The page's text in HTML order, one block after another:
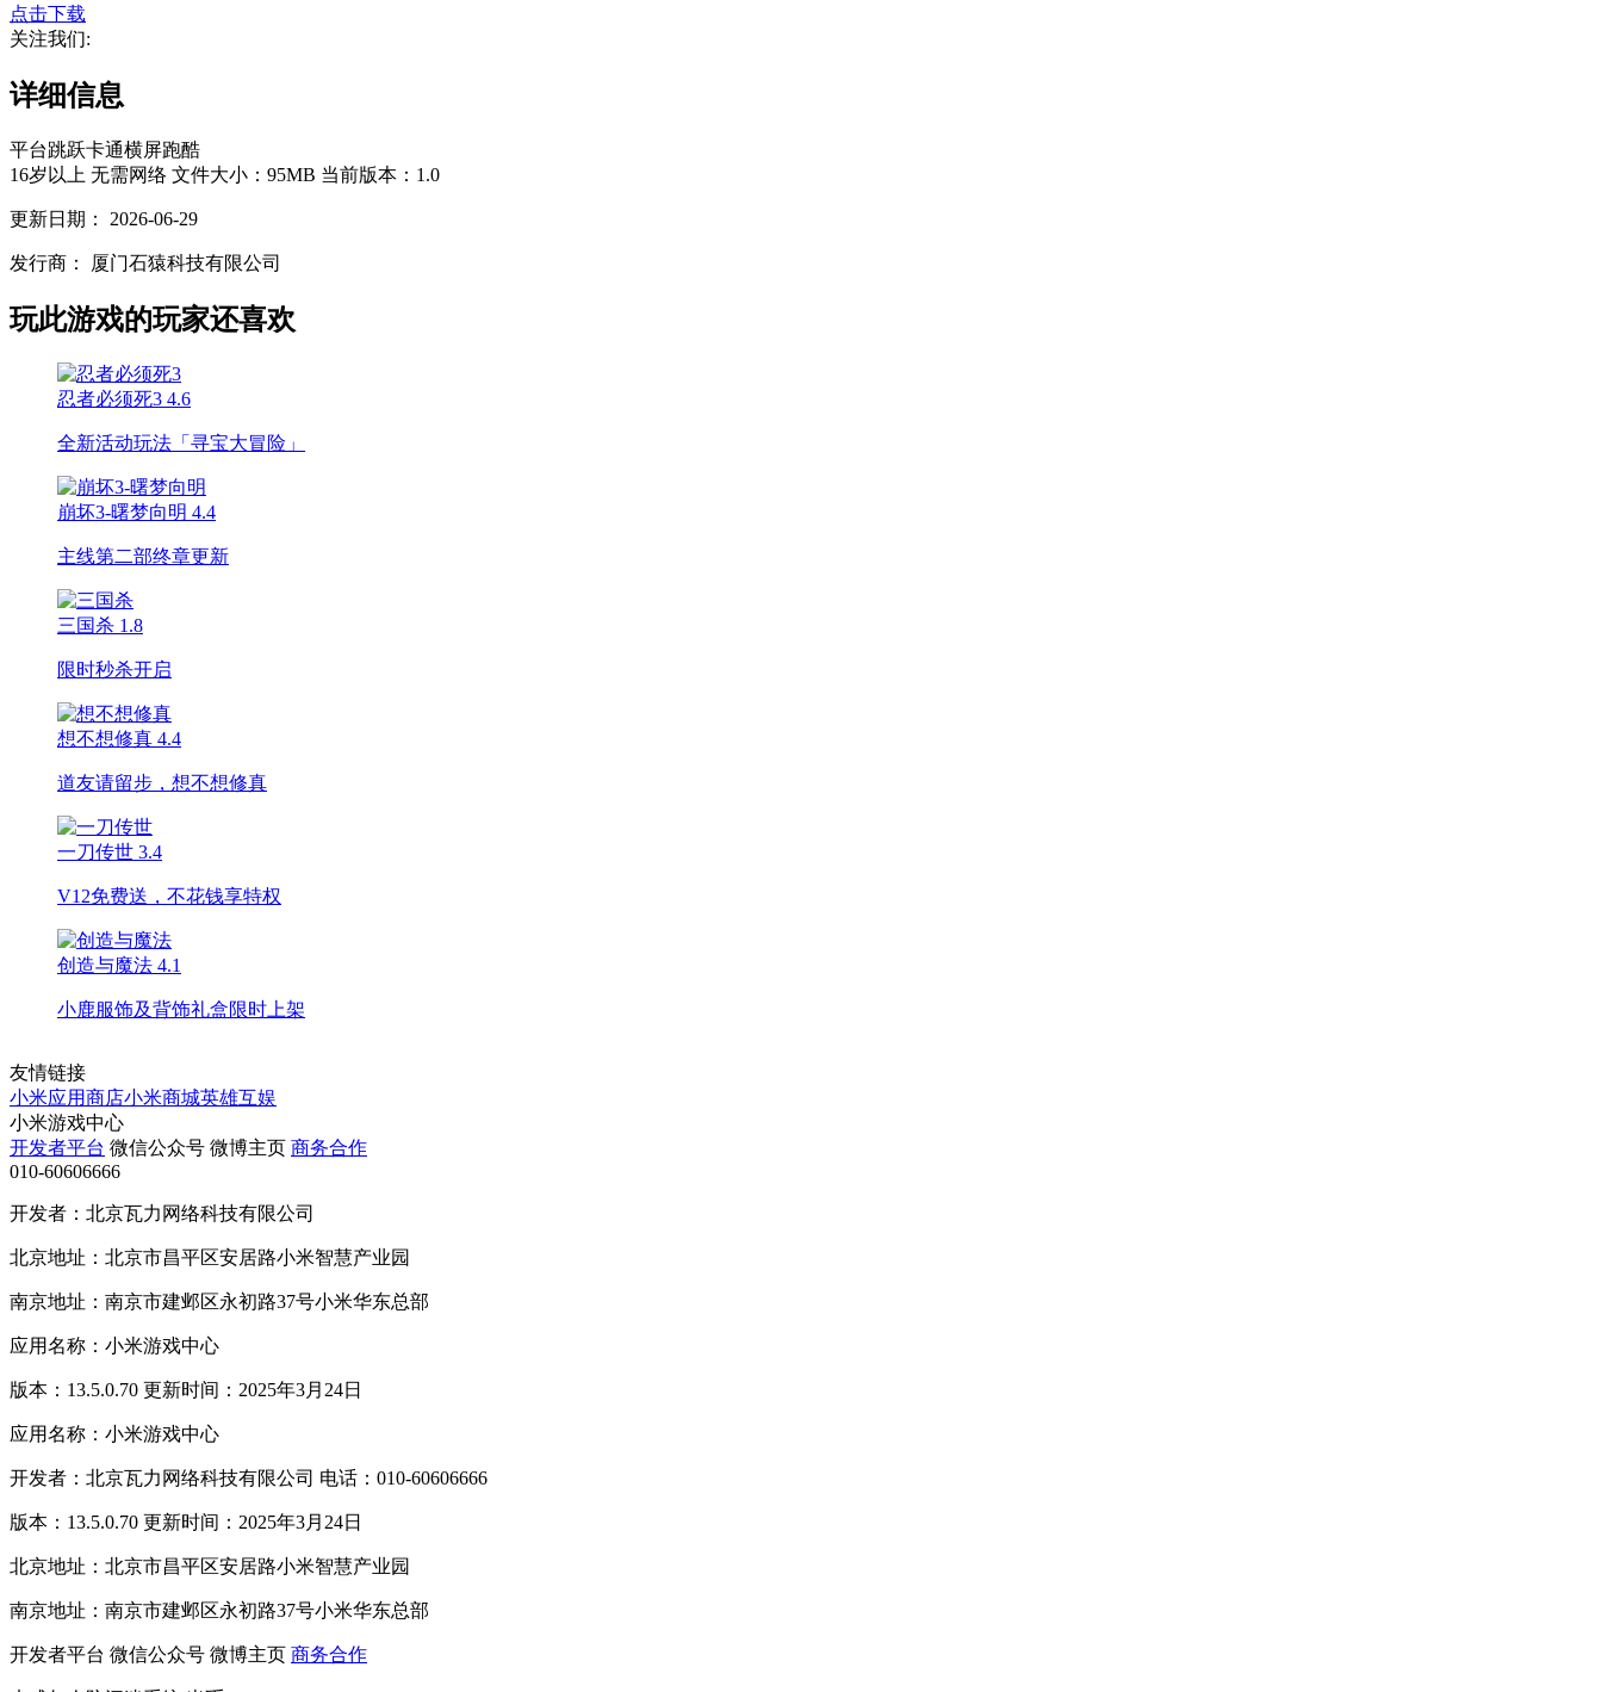
点击下载
关注我们:
详细信息
平台跳跃卡通横屏跑酷
16岁以上 无需网络 文件大小：95MB 当前版本：1.0
更新日期： 2026-06-29
发行商： 厦门石猿科技有限公司
玩此游戏的玩家还喜欢
忍者必须死3 4.6
全新活动玩法「寻宝大冒险」
崩坏3-曙梦向明 4.4
主线第二部终章更新
三国杀 1.8
限时秒杀开启
想不想修真 4.4
道友请留步，想不想修真
一刀传世 3.4
V12免费送，不花钱享特权
创造与魔法 4.1
小鹿服饰及背饰礼盒限时上架
友情链接
小米应用商店小米商城英雄互娱
小米游戏中心
开发者平台 微信公众号 微博主页 商务合作
010-60606666
开发者：北京瓦力网络科技有限公司
北京地址：北京市昌平区安居路小米智慧产业园
南京地址：南京市建邺区永初路37号小米华东总部
应用名称：小米游戏中心
版本：13.5.0.70 更新时间：2025年3月24日
应用名称：小米游戏中心
开发者：北京瓦力网络科技有限公司 电话：010-60606666
版本：13.5.0.70 更新时间：2025年3月24日
北京地址：北京市昌平区安居路小米智慧产业园
南京地址：南京市建邺区永初路37号小米华东总部
开发者平台 微信公众号 微博主页 商务合作